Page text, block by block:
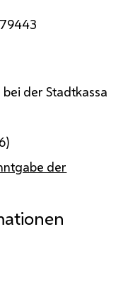
der Stadtkassa
6)
der